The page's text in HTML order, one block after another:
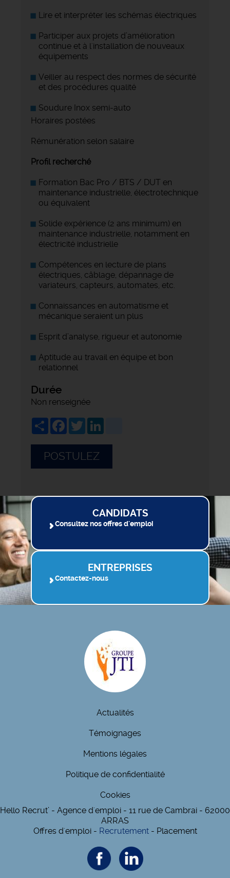
Lire et interpréter les schémas électriques
Participer aux projets d’amélioration
continue et à l'installation de nouveaux
équipements
Veiller au respect des normes de sécurité
et des procédures qualité
Soudure Inox semi-auto
Horaires postées
Rémunération selon salaire
Profil recherché
Formation Bac Pro / BTS / DUT en
maintenance industrielle, électrotechnique
ou équivalent
Solide expérience (2 ans minimum) en
maintenance industrielle, notamment en
électricité industrielle
Compétences en lecture de plans
électriques, câblage, dépannage de
variateurs, capteurs, automates, etc.
Connaissances en automatisme et
mécanique seraient un plus
Esprit d’analyse, rigueur et autonomie
Aptitude au travail en équipe et bon
relationnel
Durée
Non renseignée
ShareFacebook
Twitter
POSTULEZ
CANDIDATS
Consultez nos offres d'emploi
ENTREPRISES
Contactez-nous
Actualités
Témoignages
Mentions légales
Politique de confidentialité
Cookies
Hello Recrut’ - Agence d'emploi - 11 rue de Cambrai - 62000
ARRAS
Offres d'emploi - Recrutement- Placement